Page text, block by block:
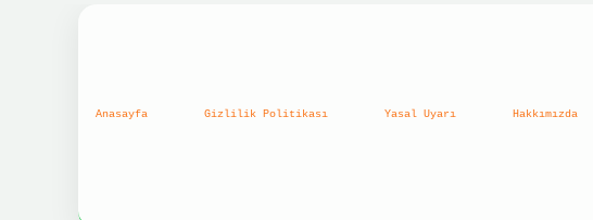
Anasayfa Gizlilik Politikası Yasal Uyarı Hakkımızda